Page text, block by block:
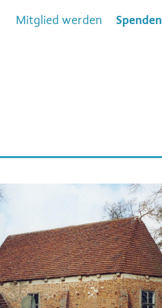
Mitglied werden Spenden